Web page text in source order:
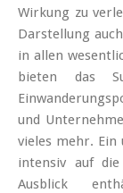
Wirkung zu
Darstellung
in allen
bieten das
und
vieles mehr.
intensiv auf
Ausblick